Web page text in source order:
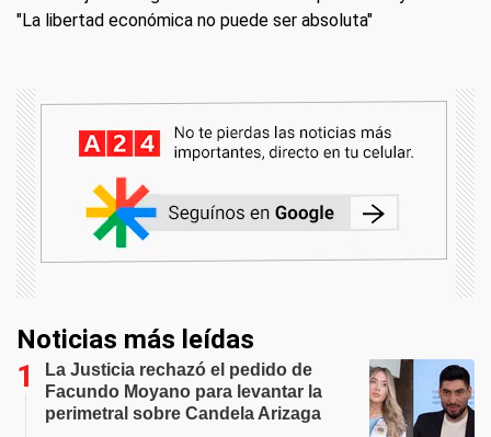
"La libertad económica no puede ser absoluta"
Noticias más leídas
La Justicia rechazó el pedido de
Facundo Moyano para levantar la
perimetral sobre Candela Arizaga